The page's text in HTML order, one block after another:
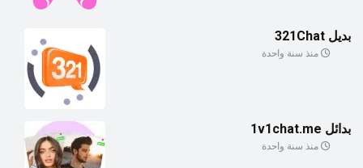
بديل 321Chat
منذ سنة واحدة
بدائل 1v1chat.me
منذ سنة واحدة